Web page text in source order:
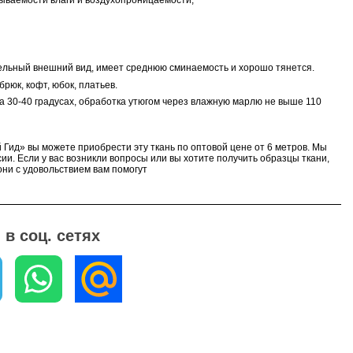
внешний вид, имеет среднюю сминаемость и хорошо тянется.
кофт, юбок, платьев.
30-40 градусах, обработка утюгом через влажную марлю не выше 110
вы можете приобрести эту ткань по оптовой цене от 6 метров. Мы
Если у вас возникли вопросы или вы хотите получить образцы ткани,
с удовольствием вам помогут
соц. сетях